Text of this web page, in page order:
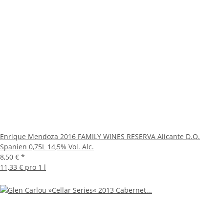
Enrique Mendoza 2016 FAMILY WINES RESERVA Alicante D.O.
Spanien 0,75L 14,5% Vol. Alc.
8,50 € *
11,33 € pro 1 l